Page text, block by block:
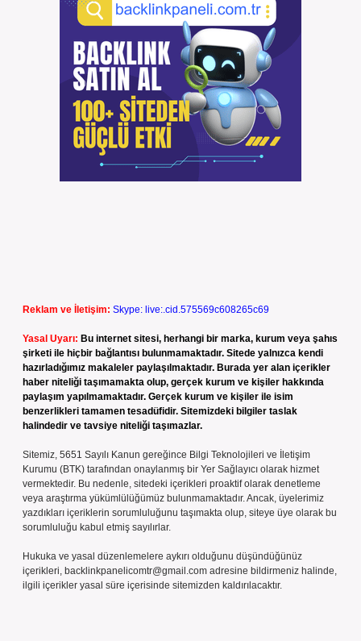
Reklam ve İletişim: Skype: live:.cid.575569c608265c69
Yasal Uyarı: Bu internet sitesi, herhangi bir marka, kurum veya şahıs
şirketi ile hiçbir bağlantısı bulunmamaktadır. Sitede yalnızca kendi
hazırladığımız makaleler paylaşılmaktadır. Burada yer alan içerikler
haber niteliği taşımamakta olup, gerçek kurum ve kişiler hakkında
paylaşım yapılmamaktadır. Gerçek kurum ve kişiler ile isim
benzerlikleri tamamen tesadüfidir. Sitemizdeki bilgiler taslak
halindedir ve tavsiye niteliği taşımazlar.
Sitemiz, 5651 Sayılı Kanun gereğince Bilgi Teknolojileri ve İletişim
Kurumu (BTK) tarafından onaylanmış bir Yer Sağlayıcı olarak hizmet
vermektedir. Bu nedenle, sitedeki içerikleri proaktif olarak denetleme
veya araştırma yükümlülüğümüz bulunmamaktadır. Ancak, üyelerimiz
yazdıkları içeriklerin sorumluluğunu taşımakta olup, siteye üye olarak bu
sorumluluğu kabul etmiş sayılırlar.
Hukuka ve yasal düzenlemelere aykırı olduğunu düşündüğünüz
içerikleri, backlinkpanelicomtr@gmail.com adresine bildirmeniz halinde,
ilgili içerikler yasal süre içerisinde sitemizden kaldırılacaktır.